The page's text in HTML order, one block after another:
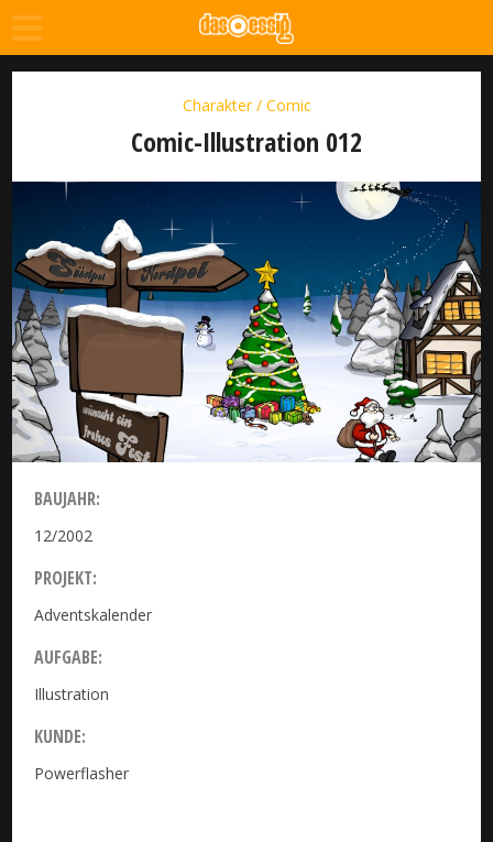
Charakter / Comic
Comic-Illustration 012
BAUJAHR:
12/2002
PROJEKT:
Adventskalender
AUFGABE:
Illustration
KUNDE:
Powerflasher